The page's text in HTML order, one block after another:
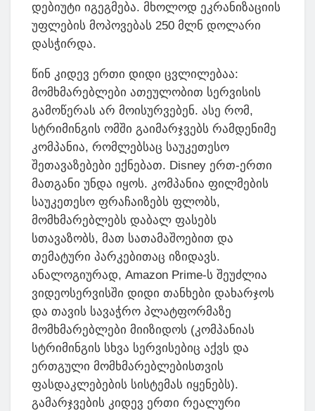
დებიუტი იგეგმება. მხოლოდ ეკრანიზაციის
უფლების მოპოვებას 250 მლნ დოლარი
დასჭირდა.
წინ კიდევ ერთი დიდი ცვლილებაა:
მომხმარებლები ათეულობით სერვისის
გამოწერას არ მოისურვებენ. ასე რომ,
სტრიმინგის ომში გაიმარჯვებს რამდენიმე
კომპანია, რომლებსაც საუკეთესო
შეთავაზებები ექნებათ. Disney ერთ-ერთი
მათგანი უნდა იყოს. კომპანია ფილმების
საუკეთესო ფრაჩაიზებს ფლობს,
მომხმარებლებს დაბალ ფასებს
სთავაზობს, მათ სათამაშოებით და
თემატური პარკებითაც იზიდავს.
ანალოგიურად, Amazon Prime-ს შეუძლია
ვიდეოსერვისში დიდი თანხები დახარჯოს
და თავის სავაჭრო პლატფორმაზე
მომხმარებლები მიიზიდოს (კომპანიას
სტრიმინგის სხვა სერვისებიც აქვს და
ერთგული მომხმარებლებისთვის
ფასდაკლებების სისტემას იყენებს).
გამარჯვების კიდევ ერთი რეალური